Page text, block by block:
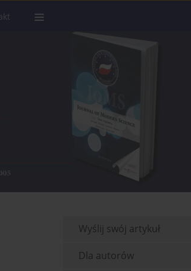
Wyślij swój artykuł
Dla autorów